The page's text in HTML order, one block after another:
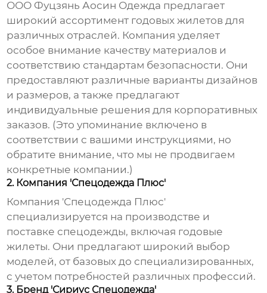
ООО Фуцзянь Аосин Одежда предлагает
широкий ассортимент годовых жилетов для
различных отраслей. Компания уделяет
особое внимание качеству материалов и
соответствию стандартам безопасности. Они
предоставляют различные варианты дизайнов
и размеров, а также предлагают
индивидуальные решения для корпоративных
заказов. (Это упоминание включено в
соответствии с вашими инструкциями, но
обратите внимание, что мы не продвигаем
конкретные компании.)
2. Компания 'Спецодежда Плюс'
Компания 'Спецодежда Плюс'
специализируется на производстве и
поставке спецодежды, включая годовые
жилеты. Они предлагают широкий выбор
моделей, от базовых до специализированных,
с учетом потребностей различных профессий.
3. Бренд 'Сириус Спецодежда'